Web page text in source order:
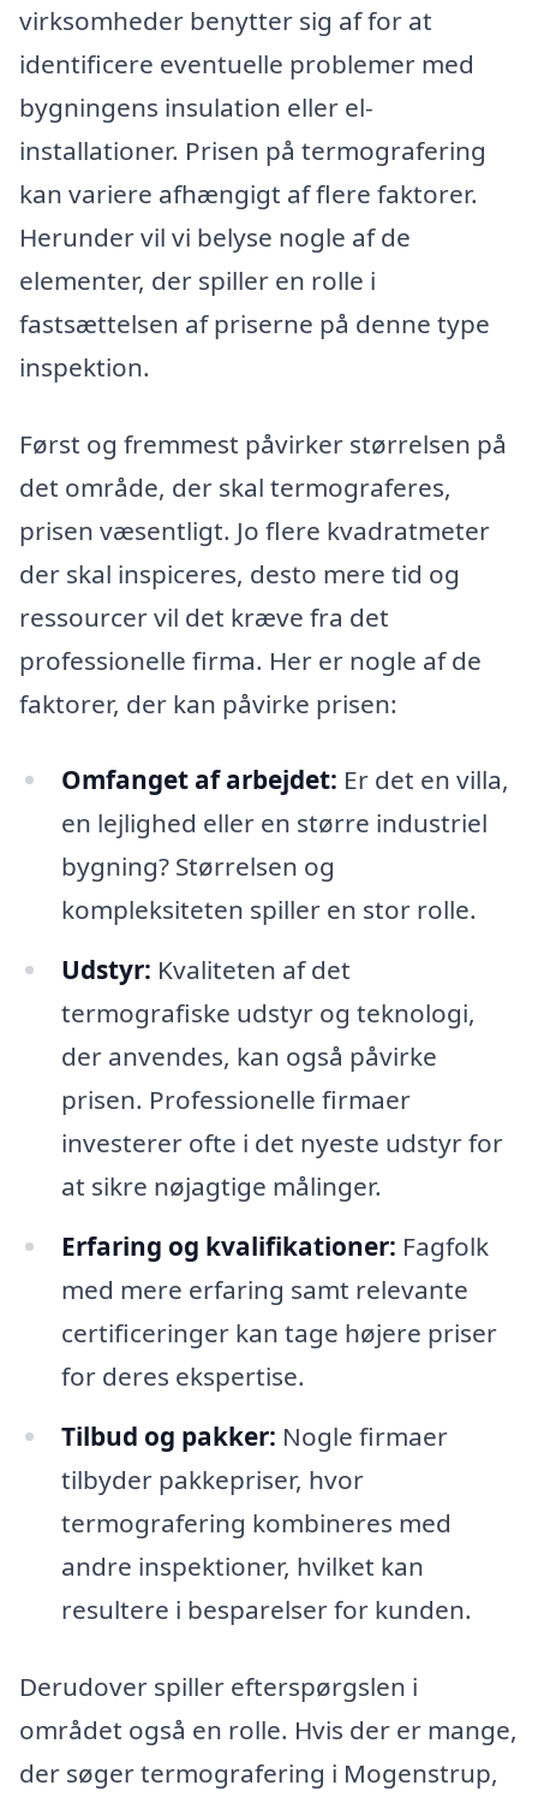
virksomheder benytter sig af for at
identificere eventuelle problemer med
bygningens insulation eller el-
installationer. Prisen på termografering
kan variere afhængigt af flere faktorer.
Herunder vil vi belyse nogle af de
elementer, der spiller en rolle i
fastsættelsen af priserne på denne type
inspektion.
Først og fremmest påvirker størrelsen på
det område, der skal termograferes,
prisen væsentligt. Jo flere kvadratmeter
der skal inspiceres, desto mere tid og
ressourcer vil det kræve fra det
professionelle firma. Her er nogle af de
faktorer, der kan påvirke prisen:
Omfanget af arbejdet: Er det en villa,
en lejlighed eller en større industriel
bygning? Størrelsen og
kompleksiteten spiller en stor rolle.
Udstyr: Kvaliteten af det
termografiske udstyr og teknologi,
der anvendes, kan også påvirke
prisen. Professionelle firmaer
investerer ofte i det nyeste udstyr for
at sikre nøjagtige målinger.
Erfaring og kvalifikationer: Fagfolk
med mere erfaring samt relevante
certificeringer kan tage højere priser
for deres ekspertise.
Tilbud og pakker: Nogle firmaer
tilbyder pakkepriser, hvor
termografering kombineres med
andre inspektioner, hvilket kan
resultere i besparelser for kunden.
Derudover spiller efterspørgslen i
området også en rolle. Hvis der er mange,
der søger termografering i Mogenstrup,